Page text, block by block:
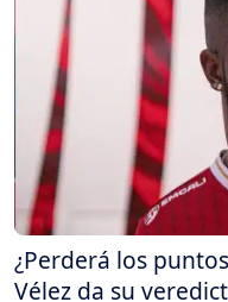
¿Perderá los
Vélez da su